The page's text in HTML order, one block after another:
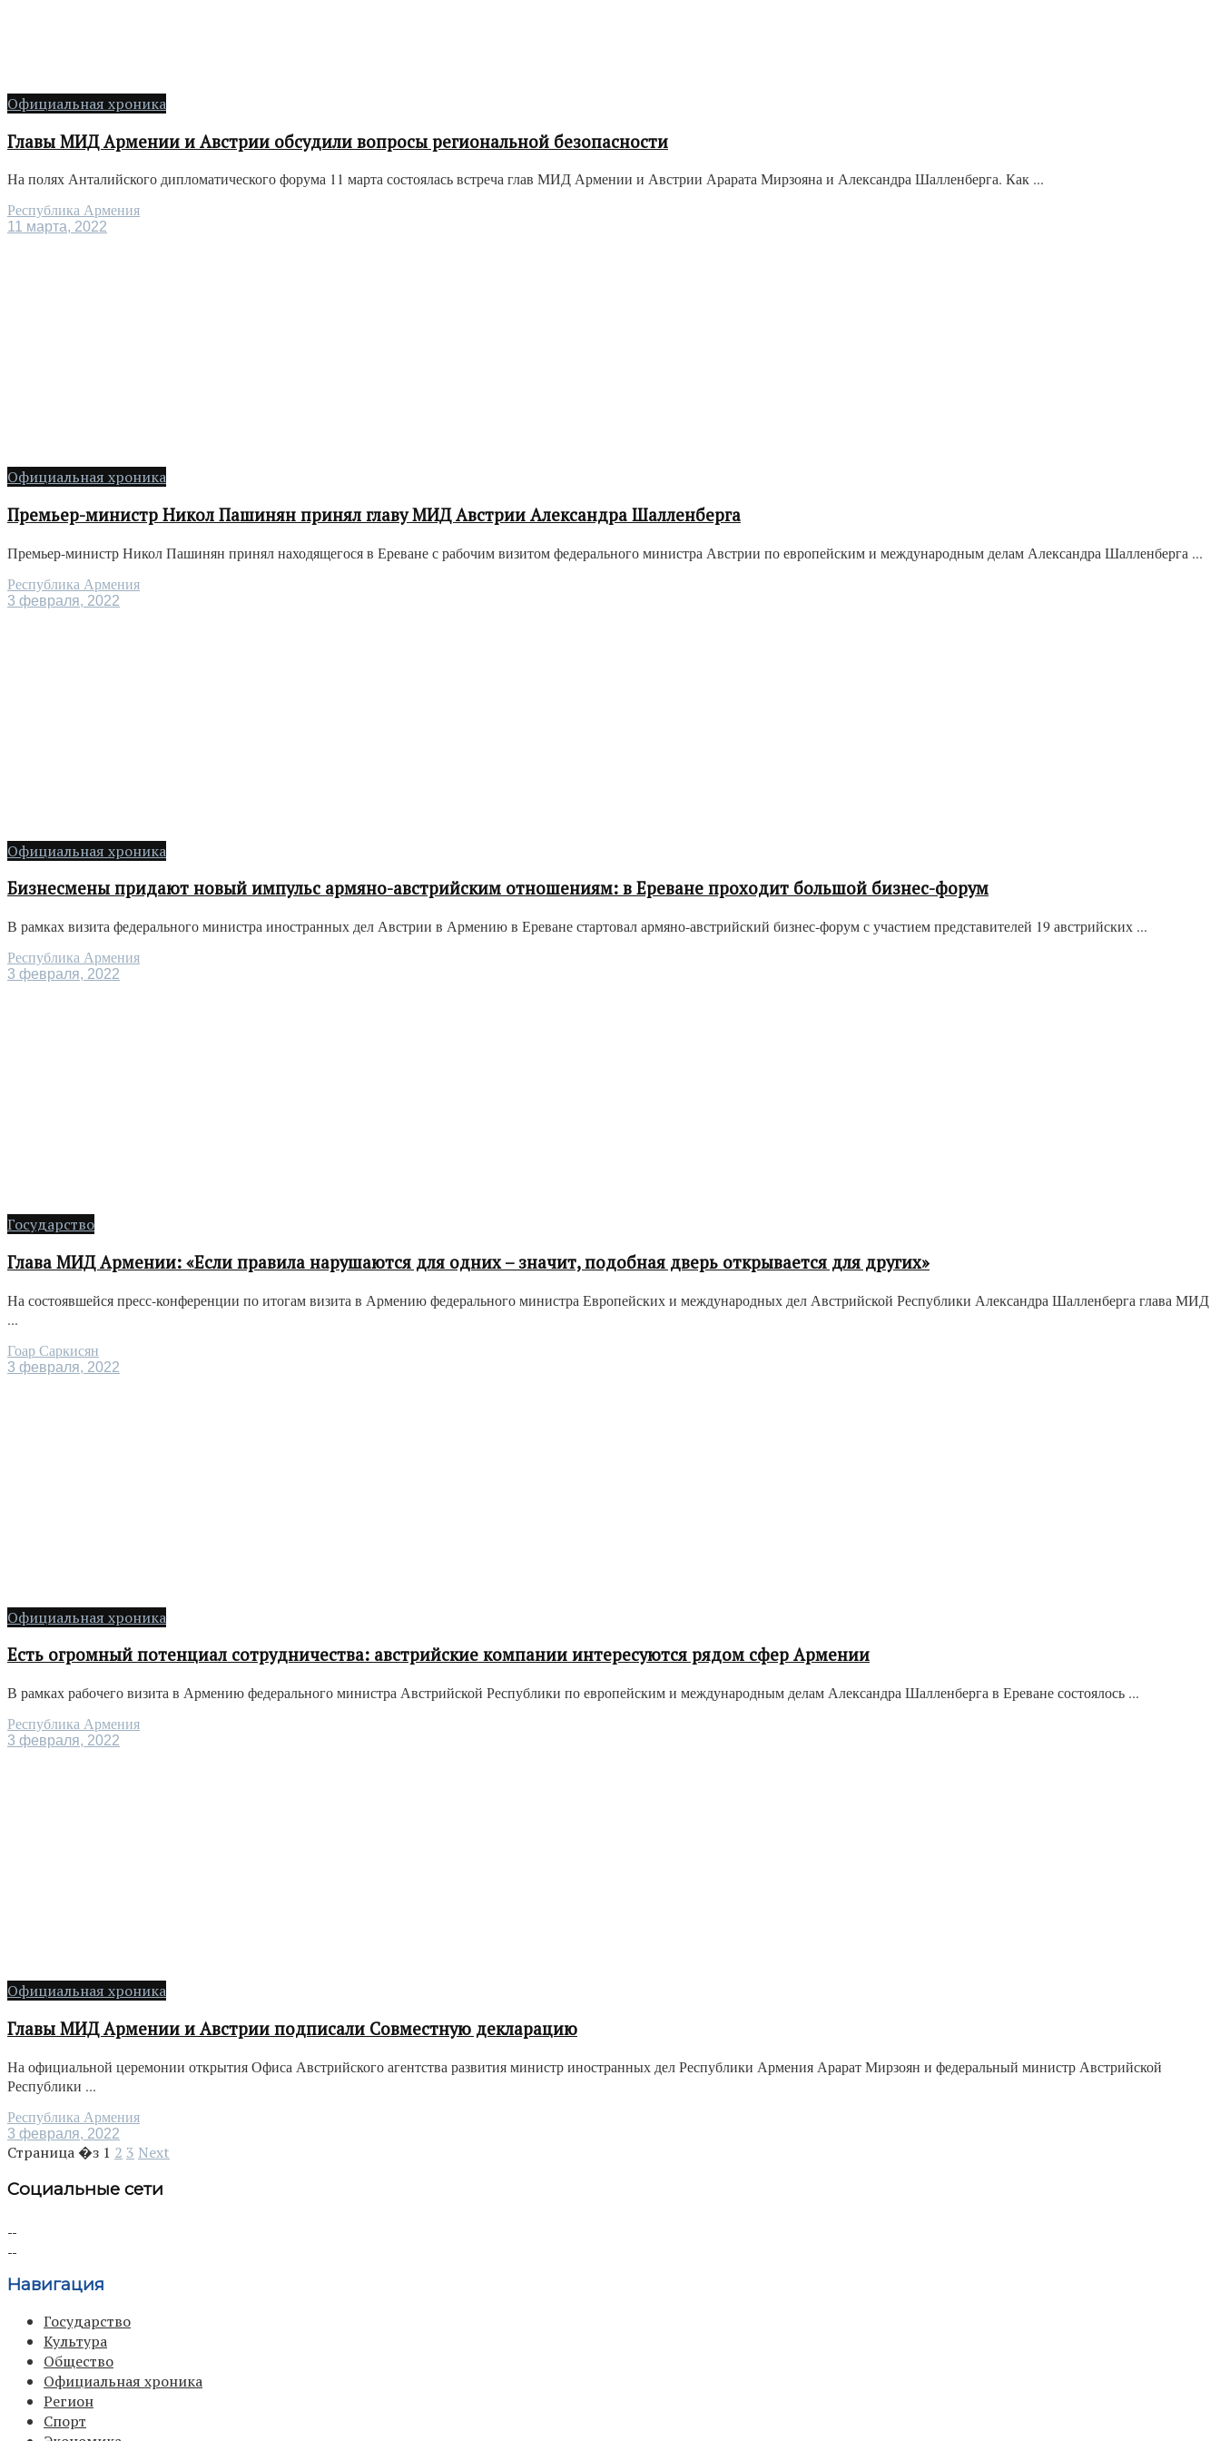
Официальная хроника
Главы МИД Армении и Австрии обсудили вопросы региональной безопасности
На полях Анталийского дипломатического форума 11 марта состоялась встреча глав МИД Армении и Австрии Арарата Мирзояна и Александра Шалленберга. Как ...
Республика Армения
11 марта, 2022
Официальная хроника
Премьер-министр Никол Пашинян принял главу МИД Австрии Александра Шалленберга
Премьер-министр Никол Пашинян принял находящегося в Ереване с рабочим визитом федерального министра Австрии по европейским и международным делам Александра Шалленберга ...
Республика Армения
3 февраля, 2022
Официальная хроника
Бизнесмены придают новый импульс армяно-австрийским отношениям: в Ереване проходит большой бизнес-форум
В рамках визита федерального министра иностранных дел Австрии в Армению в Ереване стартовал армяно-австрийский бизнес-форум с участием представителей 19 австрийских ...
Республика Армения
3 февраля, 2022
Государство
Глава МИД Армении: «Если правила нарушаются для одних – значит, подобная дверь открывается для других»
На состоявшейся пресс-конференции по итогам визита в Армению федерального министра Европейских и международных дел Австрийской Республики Александра Шалленберга глава МИД
...
Гоар Саркисян
3 февраля, 2022
Официальная хроника
Есть огромный потенциал сотрудничества: австрийские компании интересуются рядом сфер Армении
В рамках рабочего визита в Армению федерального министра Австрийской Республики по европейским и международным делам Александра Шалленберга в Ереване состоялось ...
Республика Армения
3 февраля, 2022
Официальная хроника
Главы МИД Армении и Австрии подписали Совместную декларацию
На официальной церемонии открытия Офиса Австрийского агентства развития министр иностранных дел Республики Армения Арарат Мирзоян и федеральный министр Австрийской
Республики ...
Республика Армения
3 февраля, 2022
Страница �з 1 2 3 Next
Социальные сети
Навигация
Государство
Культура
Общество
Официальная хроника
Регион
Спорт